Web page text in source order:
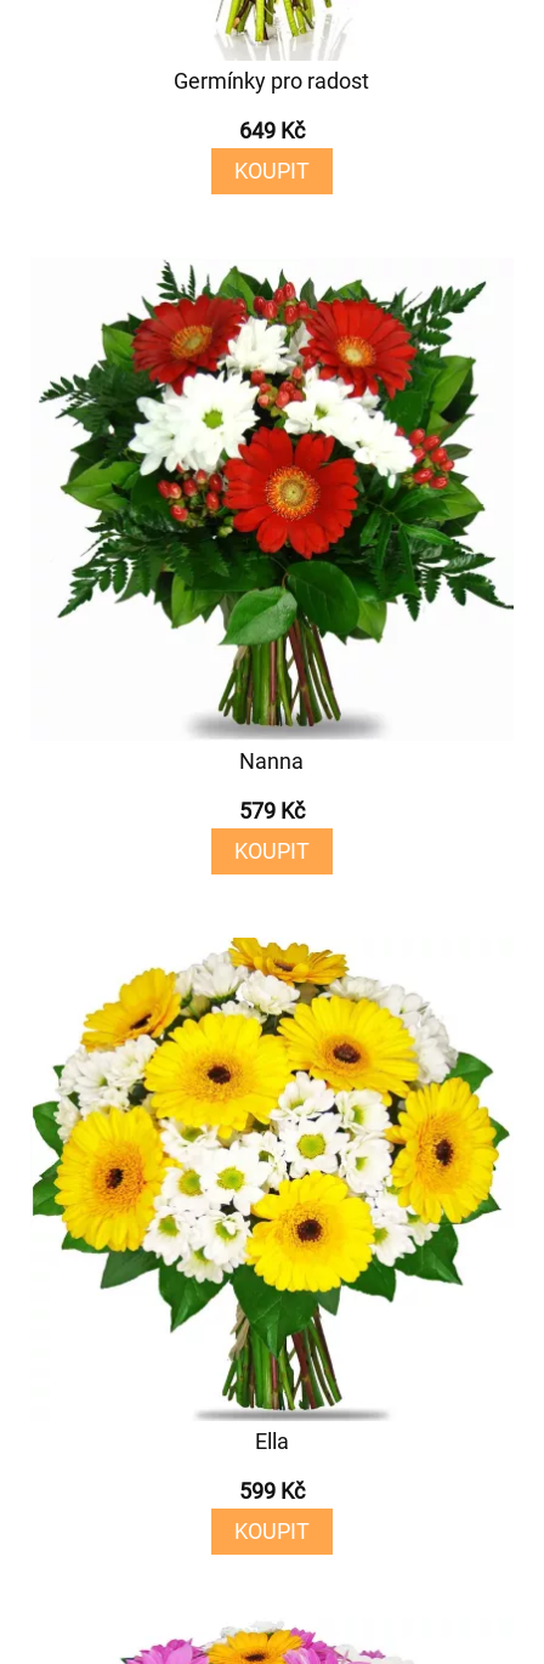
Germínky pro radost
649 Kč
KOUPIT
Nanna
579 Kč
KOUPIT
Ella
599 Kč
KOUPIT